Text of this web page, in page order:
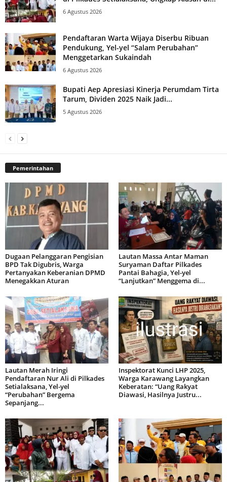
6 Agustus 2026
Pendaftaran Warta Wijaya Diserbu Ribuan
Pendukung, Yel-yel “Salam Perubahan”
Menggetarkan Sukaindah
6 Agustus 2026
Bupati Aep Apresiasi Kinerja Perumdam Tirta
Tarum, Dividen 2025 Naik Jadi...
5 Agustus 2026
Pemerintahan
Dugaan Pelanggaran Pengisian
BPD Tak Digubris, Warga
Pertanyakan Keberanian DPMD
Menegakkan Aturan
Lautan Massa Antar Maman
Suryaman Daftar Pilkades
Pantai Bahagia, Yel-yel
“Lanjutkan” Menggema di...
Lautan Merah Iringi
Pendaftaran Nur Ali di Pilkades
Setialaksana, Yel-yel
“Perubahan” Bergema
Sepanjang...
Inspektorat Kunci LHP 2025,
Warga Karawang Layangkan
Keberatan: “Uang Rakyat
Diawasi, Hasilnya Justru...